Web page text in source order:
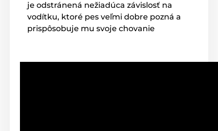
je odstránená nežiadúca závislosť na
vodítku, ktoré pes veľmi dobre pozná a
prispôsobuje mu svoje chovanie